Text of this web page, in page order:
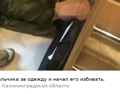
за одежду и начал его избивать.
области